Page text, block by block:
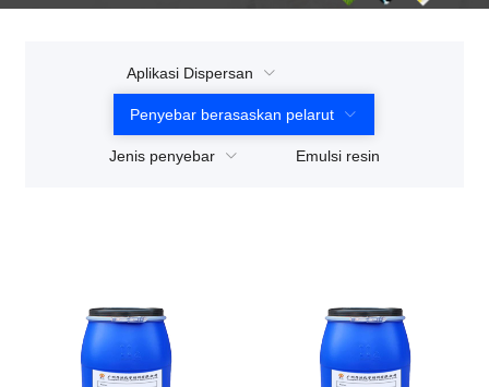
Aplikasi Dispersan
Penyebar berasaskan pelarut
Jenis penyebar Emulsi resin